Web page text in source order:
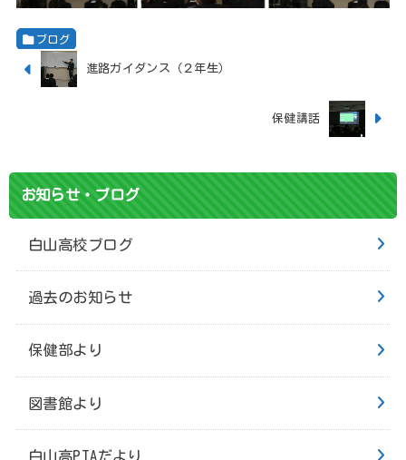
ブログ
進路ガイダンス（２年生）
保健講話
お知らせ・ブログ
白山高校ブログ
過去のお知らせ
保健部より
図書館より
白山高PTAだより